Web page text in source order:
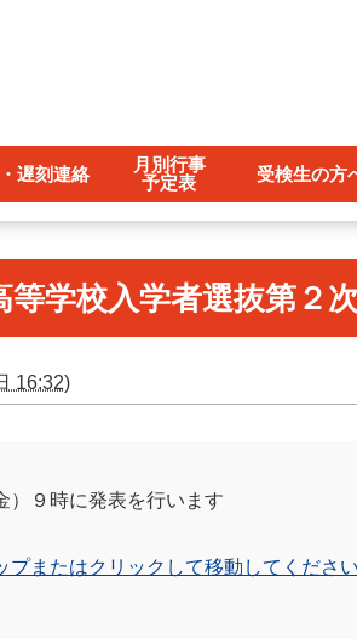
遅刻連絡
月別行事
予定表
受検生の方
等学校入学者選抜第２
16:32)
）９時に発表を行います
プまたはクリックして移動してくださ